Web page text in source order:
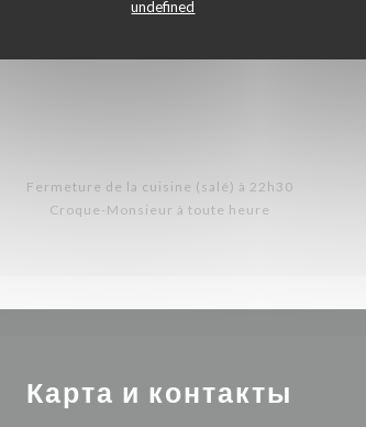
undefined
Fermeture de la cuisine (salé) à 22h30
Croque-Monsieur à toute heure
Карта и контакты